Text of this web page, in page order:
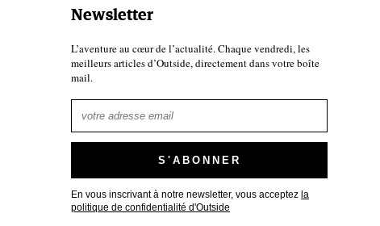
Newsletter
L’aventure au cœur de l’actualité. Chaque vendredi, les
meilleurs articles d’Outside, directement dans votre boîte
mail.
En vous inscrivant à notre newsletter, vous acceptez la
politique de confidentialité d'Outside